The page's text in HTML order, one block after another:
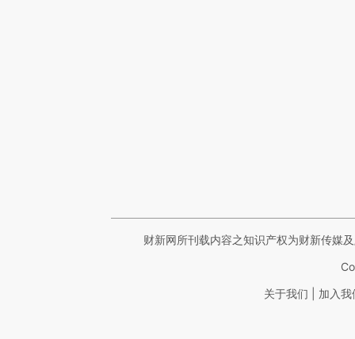
财新网所刊载内容之知识产权为财新传媒
关于我们 加入我